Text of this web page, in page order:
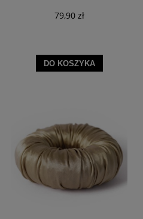
79,90 zł
DO KOSZYKA